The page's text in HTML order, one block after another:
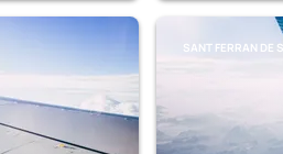
SANT FERRAN DE